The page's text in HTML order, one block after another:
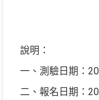
說明：
一、測驗日期：
二、報名日期：